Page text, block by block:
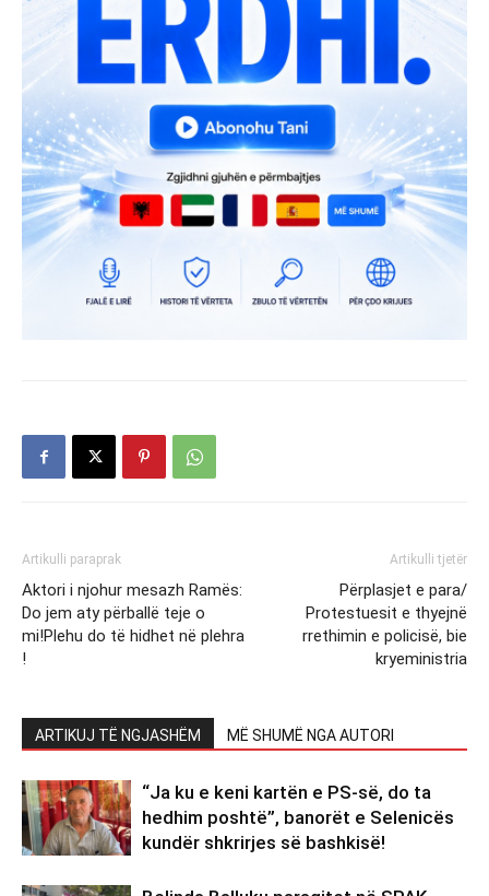
Artikulli paraprak
Aktori i njohur mesazh Ramës:
Do jem aty përballë teje o
mi!Plehu do të hidhet në plehra
!
Artikulli tjetër
Përplasjet e para/
Protestuesit e thyejnë
rrethimin e policisë, bie
kryeministria
ARTIKUJ TË NGJASHËM MË SHUMË NGA AUTORI
“Ja ku e keni kartën e PS-së, do ta
hedhim poshtë”, banorët e Selenicës
kundër shkrirjes së bashkisë!